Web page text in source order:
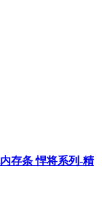
存条 悍将系列-精